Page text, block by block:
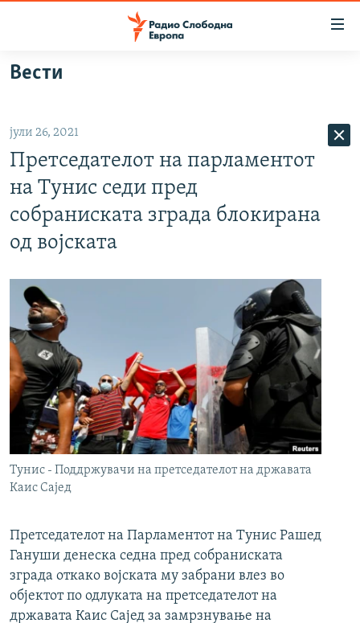
Оди
на
Оди
на
главната
навигација
Премини
на
пребарување
ВИЗУЕЛНО
ВЕСТИ
ШТО ТРЕБА ДА ЗНАЕТЕ
ПРИЈАВИ СЕ ЗА ЊУЗЛЕТЕР
ПОДКАСТ ЗОШТО?
СЛЕДЕТЕ НЕ
РСЕ веб страници
Вести
јули 26, 2021
Претседателот на парламентот
на Тунис седи пред
собраниската зграда блокирана
од војската
Тунис - Поддржувачи на претседателот на државата
Каис Сајед
Претседателот на Парламентот на Тунис Рашед
Гануши денеска седна пред собраниската
зграда откако војската му забрани влез во
објектот по одлуката на претседателот на
државата Каис Сајед за замрзнување на